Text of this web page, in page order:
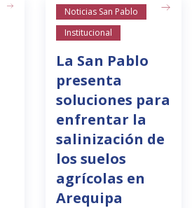
Noticias San Pablo
Institucional
La San Pablo
presenta
soluciones para
enfrentar la
salinización de
los suelos
agrícolas en
Arequipa